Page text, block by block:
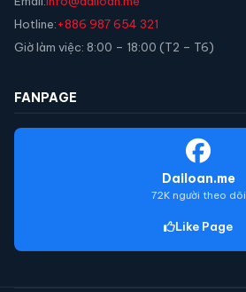
Hotline:+886 987 654 321
Giờ làm việc: 8:00 – 18:00 (T2 – T6)
FANPAGE
Dailoan.me
72K người theo dõi
Like Page